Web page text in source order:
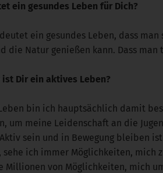
ein gesundes Leben für Dich?
ein gesundes Leben, dass
die Natur genießen kann. Dass
Dir ein aktives Leben?
bin ich hauptsächlich damit
um meine Leidenschaft an die
sein und in Bewegung bleiben
sehe ich immer Möglichkeiten, mich
Millionen von Möglichkeiten, mich